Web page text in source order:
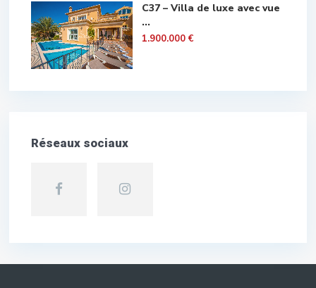
C37 – Villa de luxe avec vue
...
1.900.000 €
Réseaux sociaux